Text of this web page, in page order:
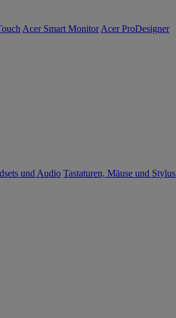
Acer Smart Monitor Acer ProDesigner
und Audio Tastaturen, Mäuse und